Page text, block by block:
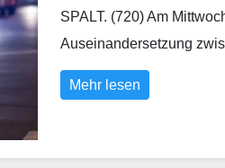
SPALT. (720) Am
Auseinandersetzung
Mehr lesen